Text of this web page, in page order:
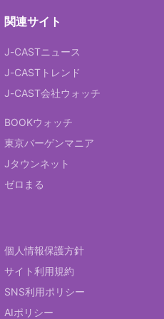
関連サイト
J-CASTニュース
J-CASTトレンド
J-CAST会社ウォッチ
BOOKウォッチ
東京バーゲンマニア
Jタウンネット
ゼロまる
個人情報保護方針
サイト利用規約
SNS利用ポリシー
AIポリシー